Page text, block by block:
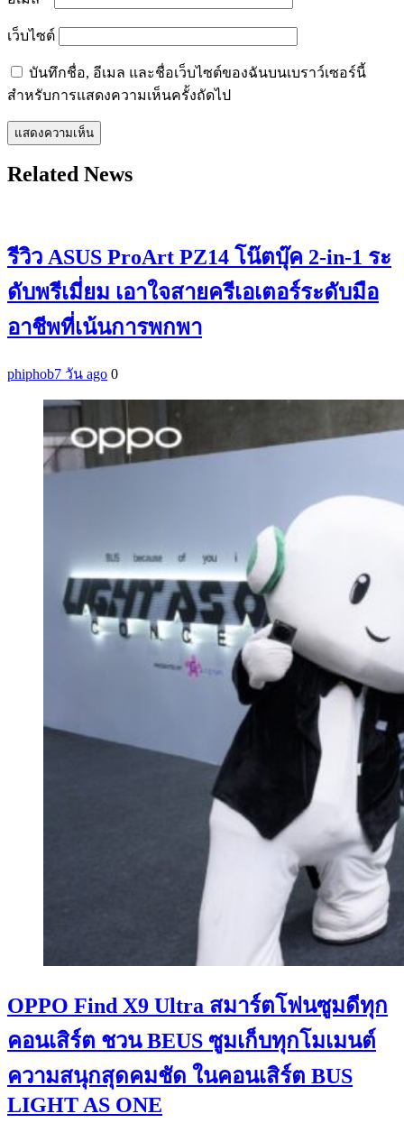
เว็บไซต์
บันทึกชื่อ, อีเมล และชื่อเว็บไซต์ของฉันบนเบราว์เซอร์นี้
สำหรับการแสดงความเห็นครั้งถัดไป
Related News
รีวิว ASUS ProArt PZ14 โน๊ตบุ๊ค 2-in-1 ระ
ดับพรีเมี่ยม เอาใจสายครีเอเตอร์ระดับมือ
อาชีพที่เน้นการพกพา
phiphob7 วัน ago 0
OPPO Find X9 Ultra สมาร์ตโฟนซูมดีทุก
คอนเสิร์ต ชวน BEUS ซูมเก็บทุกโมเมนต์
ความสนุกสุดคมชัด ในคอนเสิร์ต BUS
LIGHT AS ONE